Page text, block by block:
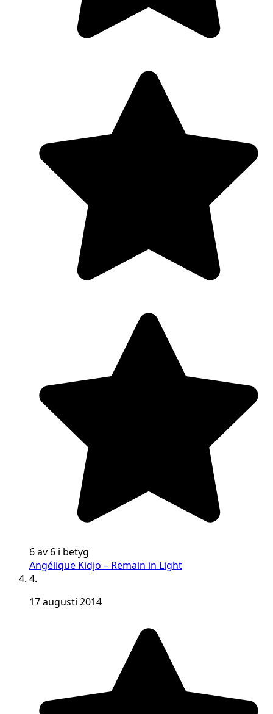
6 av 6 i betyg
Angélique Kidjo – Remain in Light
4.
17 augusti 2014